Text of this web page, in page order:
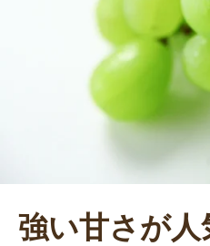
強い甘さが